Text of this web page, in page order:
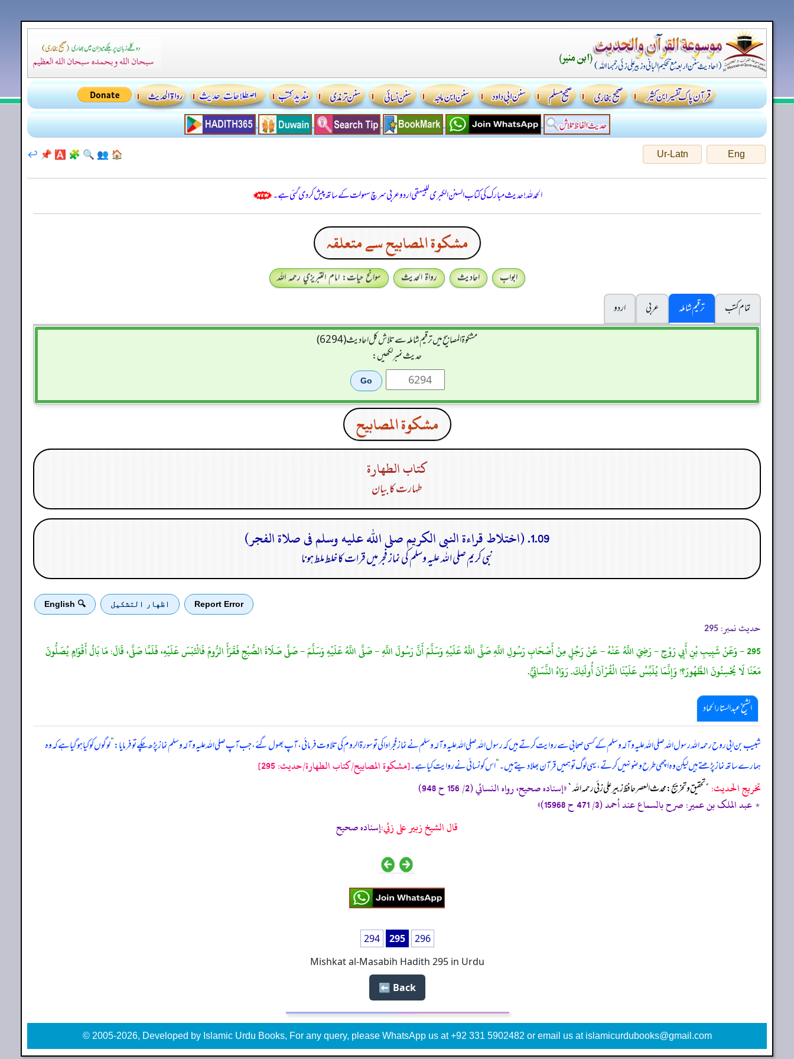
Eng
Ur-Latn
🏠
👥
🔍
🧩
🅰️
📌
↩️
الحمدللہ! حدیث مبارک کی کتاب السنن الكبرى للبيهقي اردو عربی سرچ سہولت کے ساتھ پیش کر دی گئی ہے۔
مشكوة المصابيح سے متعلقہ
ابواب احادیث رواۃ الحدیث
سوانح حیات: امام التبريزي رحمہ اللہ
تمام کتب
ترقیم شاملہ عربی
اردو
مشکوۃ المصابیح میں ترقیم شاملہ سے تلاش کل احادیث (6294)
حدیث نمبر لکھیں:
مشكوة المصابيح
كتاب الطهارة
طہارت کا بیان
1.09. (اختلاط قراءة النبى الكريم صلى الله عليه وسلم فى صلاة الفجر)
نبی کریم صلی اللہ علیہ وسلم کی نماز فجر میں قرات کا خلط ملط ہونا
Report Error اظهار التشكيل 🔍 English
حدیث نمبر: 295
295 - وَعَنْ شَبِيبِ بْنِ أَبِي رَوْحٍ - رَضِيَ اللَّهُ عَنْهُ - عَنْ رَجُلٍ مِنْ أَصْحَابِ رَسُولِ اللَّهِ صَلَّى اللَّهُ عَلَيْهِ وَسَلَّمَ أَنَّ رَسُولَ اللَّهِ - صَلَّى اللَّهُ عَلَيْهِ وَسَلَّمَ - صَلَّى صَلَاةَ الصُّبْحِ فَقَرَأَ الرُّومَ فَالْتَبَسَ عَلَيْهِ، فَلَمَّا صَلَّى، قَالَ: مَا بَالُ أَقْوَامٍ يُصَلُّونَ
مَعَنَا لَا يُحْسِنُونَ الطَّهُورَ؟! وَإِنَّمَا يُلَبِّسُ عَلَيْنَا الْقُرْآنَ أُولَئِكَ. رَوَاهُ النَّسَائِيُّ.
الشیخ عبدالستار الحماد
شبیب بن ابی روح رحمہ اللہ رسول اللہ صلی ‌اللہ ‌علیہ ‌وآلہ ‌وسلم کے کسی صحابی سے روایت کرتے ہیں کہ رسول اللہ صلی ‌اللہ ‌علیہ ‌وآلہ ‌وسلم نے نماز فجر ادا کی تو سورۃ الروم کی تلاوت فرمائی، آپ بھول گئے، جب آپ صلی ‌اللہ ‌علیہ ‌وآلہ ‌وسلم نماز پڑھ چکے تو فرمایا:”لوگوں کو کیا ہو گیا ہے کہ وہ
ہمارے ساتھ نماز پڑھتے ہیں لیکن وہ اچھی طرح وضو نہیں کرتے، یہی لوگ تو ہمیں قرآن بھلا دیتے ہیں۔“اس کو نسائی نے روایت کیا ہے۔[مشكوة المصابيح/كتاب الطهارة/حدیث: 295]
تخریج الحدیث: ´تحقيق و تخريج: محدث العصر حافظ زبير على زئي رحمه الله`«إسناده صحيح، رواه النسائي (2/ 156 ح 948)
٭ عبد الملک بن عمير: صرح بالسماع عند أحمد (3/ 471 ح 15968)»
قال الشيخ زبير على زئي:إسناده صحيح
294 295
296
Mishkat al-Masabih Hadith 295 in Urdu
Back ⬅️
© 2005-2026, Developed by Islamic Urdu Books, For any query, please WhatsApp us at +92 331 5902482 or email us at islamicurdubooks@gmail.com